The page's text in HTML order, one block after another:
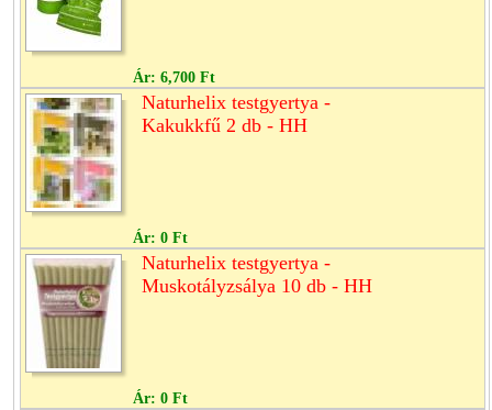
Ár: 6,700 Ft
Naturhelix testgyertya -
Kakukkfű 2 db - HH
Ár: 0 Ft
Naturhelix testgyertya -
Muskotályzsálya 10 db - HH
Ár: 0 Ft